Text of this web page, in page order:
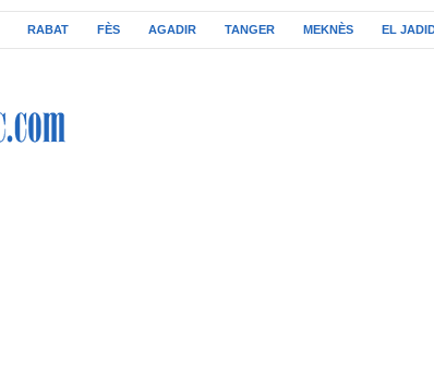
RABAT FÈS AGADIR TANGER MEKNÈS EL